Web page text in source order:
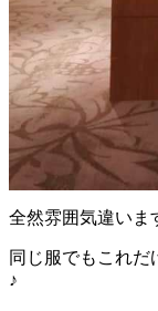
全然雰囲気違いま
同じ服でもこれだ
♪